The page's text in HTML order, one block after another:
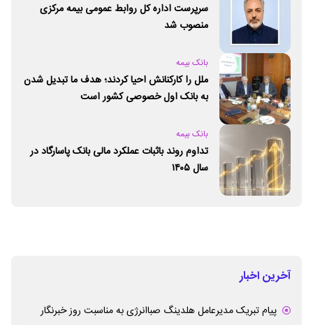
سرپرست اداره کل روابط عمومی بیمه مرکزی
منصوب شد
بانک بیمه
ملل را کارکنانش احیا کردند؛ هدف ما تبدیل شدن
به بانک اول خصوصی کشور است
بانک بیمه
تداوم روند باثبات عملکرد مالی بانک پاسارگاد در
سال ۱۴۰۵
آخرین اخبار
پیام تبریک مدیرعامل هلدینگ صباانرژی به مناسبت روز خبرنگار